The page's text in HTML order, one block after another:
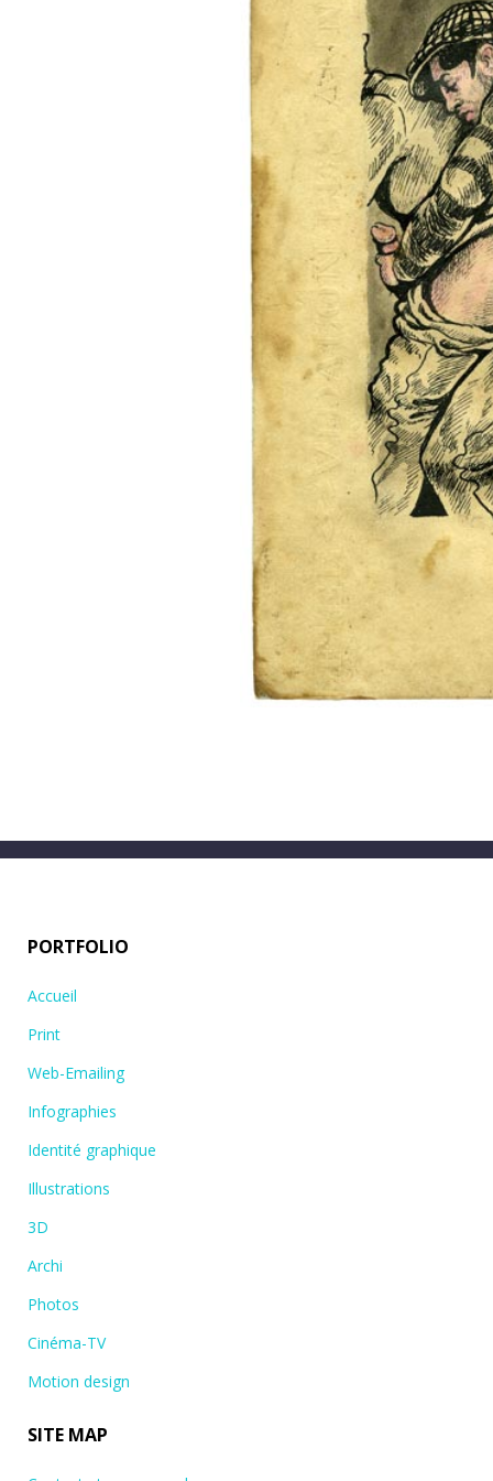
PORTFOLIO
Accueil
Print
Web-Emailing
Infographies
Identité graphique
Illustrations
3D
Archi
Photos
Cinéma-TV
Motion design
SITE MAP